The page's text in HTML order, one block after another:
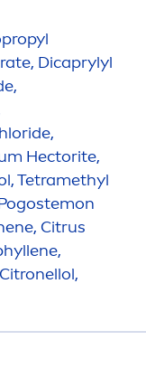
te, Dicaprylyl
Hectorite,
Tetramethyl
Citrus